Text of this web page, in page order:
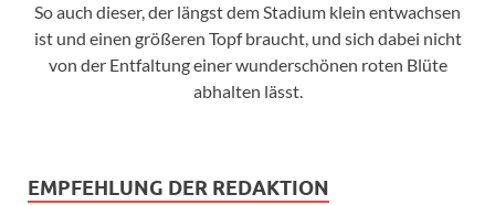
So auch dieser, der längst dem Stadium klein entwachsen
ist und einen größeren Topf braucht, und sich dabei nicht
von der Entfaltung einer wunderschönen roten Blüte
abhalten lässt.
EMPFEHLUNG DER REDAKTION